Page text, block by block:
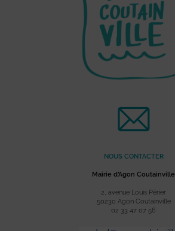
NOUS CONTACTER
Mairie d’Agon Coutainville
2, avenue Louis Périer
50230 Agon Coutainville
02 33 47 07 56